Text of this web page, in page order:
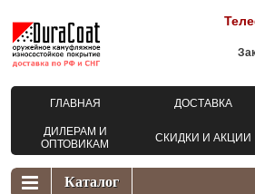
ГЛАВНАЯ ДОСТАВКА
ДИЛЕРАМ И
ОПТОВИКАМ
СКИДКИ И АКЦИИ